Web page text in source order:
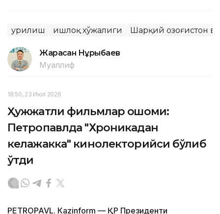
Қурилиш Қишлоқ хўжалиги Шарқий Қозоғистон
Жарасқан Нұрыбаев
Муаллиф
18:50, 23 Июл 2026
Ҳужжатли фильмлар оқшоми:
Петропавлда "Хроникадан
келажакка" кинолекторийси бўлиб
ўтди
PETROPAVL. Кazinform — ҚР Президенти